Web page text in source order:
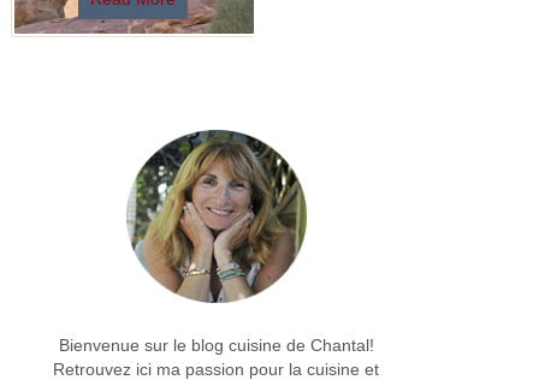
Bienvenue sur le blog cuisine de Chantal!
Retrouvez ici ma passion pour la cuisine et